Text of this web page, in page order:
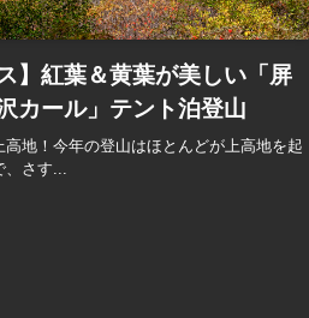
】紅葉＆黄葉が美しい「屏
カール」テント泊登山
高地！今年の登山はほとんどが上高地を起
さす...